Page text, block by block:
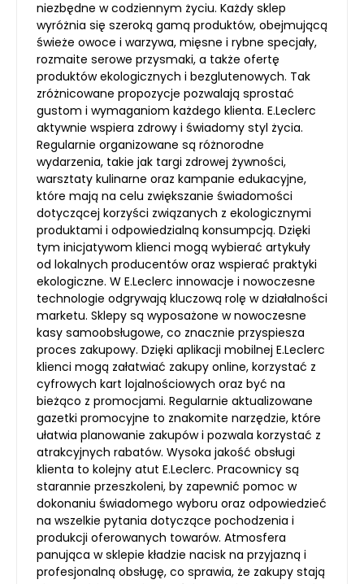
niezbędne w codziennym życiu. Każdy sklep
wyróżnia się szeroką gamą produktów, obejmującą
świeże owoce i warzywa, mięsne i rybne specjały,
rozmaite serowe przysmaki, a także ofertę
produktów ekologicznych i bezglutenowych. Tak
zróżnicowane propozycje pozwalają sprostać
gustom i wymaganiom każdego klienta. E.Leclerc
aktywnie wspiera zdrowy i świadomy styl życia.
Regularnie organizowane są różnorodne
wydarzenia, takie jak targi zdrowej żywności,
warsztaty kulinarne oraz kampanie edukacyjne,
które mają na celu zwiększanie świadomości
dotyczącej korzyści związanych z ekologicznymi
produktami i odpowiedzialną konsumpcją. Dzięki
tym inicjatywom klienci mogą wybierać artykuły
od lokalnych producentów oraz wspierać praktyki
ekologiczne. W E.Leclerc innowacje i nowoczesne
technologie odgrywają kluczową rolę w działalności
marketu. Sklepy są wyposażone w nowoczesne
kasy samoobsługowe, co znacznie przyspiesza
proces zakupowy. Dzięki aplikacji mobilnej E.Leclerc
klienci mogą załatwiać zakupy online, korzystać z
cyfrowych kart lojalnościowych oraz być na
bieżąco z promocjami. Regularnie aktualizowane
gazetki promocyjne to znakomite narzędzie, które
ułatwia planowanie zakupów i pozwala korzystać z
atrakcyjnych rabatów. Wysoka jakość obsługi
klienta to kolejny atut E.Leclerc. Pracownicy są
starannie przeszkoleni, by zapewnić pomoc w
dokonaniu świadomego wyboru oraz odpowiedzieć
na wszelkie pytania dotyczące pochodzenia i
produkcji oferowanych towarów. Atmosfera
panująca w sklepie kładzie nacisk na przyjazną i
profesjonalną obsługę, co sprawia, że zakupy stają